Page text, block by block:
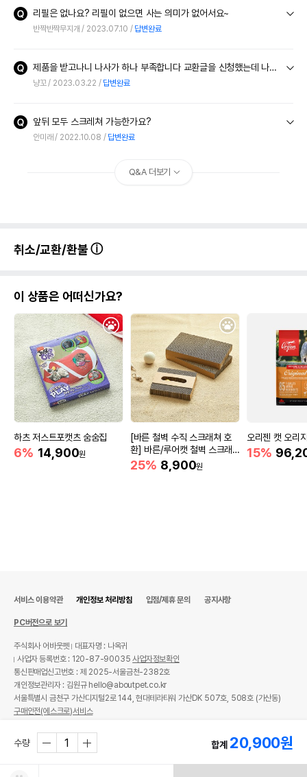
유통기한
이후인 상품이 출고됩니다.
단, 상품명에 유통기한 명시된 경우, 해당
유통기한을 따릅니다.
리필은 없나요? 리필이 없으면 사는 의미가 없어서요~
반짝반짝무지개 2023.07.10 답변완료
제품을 받고나니 나사가 하나 부족합니다 교환글을 신청했는데 나사만 받을 수 있음 그렇게 하고 싶어서요 교환취소글 남겼어요 나사만 받는게 어려우면 교환신청 다시 할게요^^
냥꼬 2023.03.22 답변완료
앞뒤 모두 스크레쳐 가능한가요?
안미래 2022.10.08 답변완료
Q&A 더보기
취소/교환/환불
이 상품은 어떠신가요?
하츠 저스트포캣츠 숨숨집
6% 14,900원
[바른 철벽 수직 스크래쳐 호
환] 바른/루어캣 철벽 스크래
쳐 리필
25% 8,900원
오리젠 캣 오리
15%
수량 합계 20,900원
서비스 이용약관 개인정보 처리방침 입점/제휴 문의 공지사항
PC버전으로 보기
주식회사 어바웃펫
대표자명 : 나옥귀
사업자 등록번호 : 120-87-90035사업자정보확인
통신판매업신고번호 : 제 2025-서울금천-2382호
개인정보관리자 : 김원규 hello@aboutpet.co.kr
서울특별시 금천구 가산디지털2로 144, 현대테라타워 가산DK 507호, 508호 (가산동)
구매안전(에스크로)서비스